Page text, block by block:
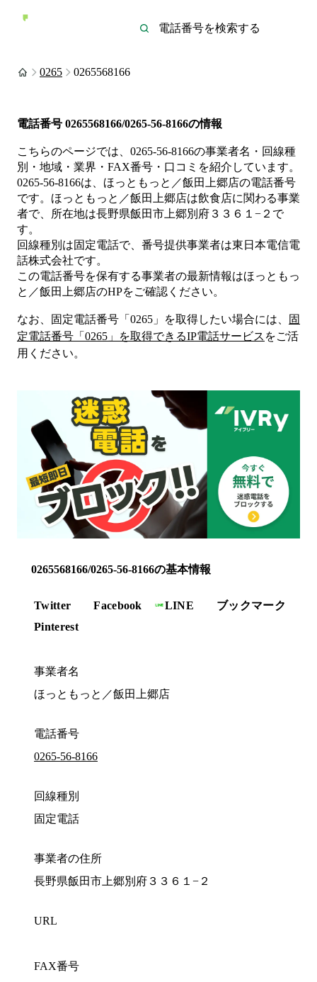
0265 0265568166
電話番号 0265568166/0265-56-8166の情報
こちらのページでは、 0265-56-8166の事業者名・回線種
別・地域・業界・FAX番号・口コミを紹介しています。
0265-56-8166は、 ほっともっと／飯田上郷店の電話番号
です。 ほっともっと／飯田上郷店は飲食店に関わる事業
者で、所在地は長野県飯田市上郷別府３３６１−２ で
す。
回線種別は固定電話で、番号提供事業者は東日本電信電
話株式会社です。
この電話番号を保有する事業者の最新情報はほっともっ
と／飯田上郷店のHPをご確認ください。
なお、固定電話番号「 0265 」を取得したい場合には、
固
定電話番号「 0265 」を取得できるIP電話サービス をご活
用ください。
0265568166/0265-56-8166の基本情報
Twitter Facebook LINE
ブックマーク
Pinterest
事業者名
ほっともっと／飯田上郷店
電話番号
0265-56-8166
回線種別
固定電話
事業者の住所
長野県飯田市上郷別府３３６１−２
URL
FAX番号